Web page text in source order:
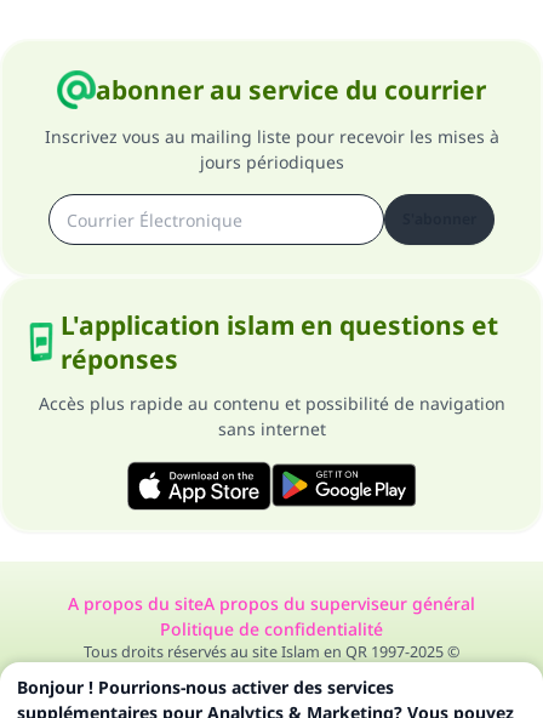
abonner au service du courrier
Inscrivez vous au mailing liste pour recevoir les mises à
jours périodiques
L'application islam en questions et
réponses
Accès plus rapide au contenu et possibilité de navigation
sans internet
A propos du siteA propos du superviseur général
Politique de confidentialité
Tous droits réservés au site Islam en QR 1997-2025 ©
Bonjour ! Pourrions-nous activer des services
supplémentaires pour Analytics & Marketing? Vous pouvez